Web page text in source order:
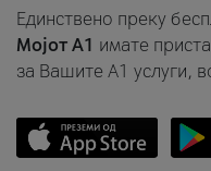
Единствено преку
Мојот A1 имате
за Вашите A1 услуги,